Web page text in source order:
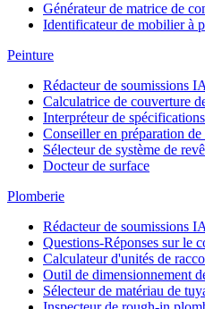
Générateur de matrice de
Identificateur de mobilier à
Peinture
Rédacteur de soumissions IA
Calculatrice de couverture
Interpréteur de
Conseiller en préparation de
Sélecteur de système de
Docteur de surface
Plomberie
Rédacteur de soumissions IA
Questions-Réponses sur le
Calculateur d'unités de
Outil de dimensionnement
Sélecteur de matériau de